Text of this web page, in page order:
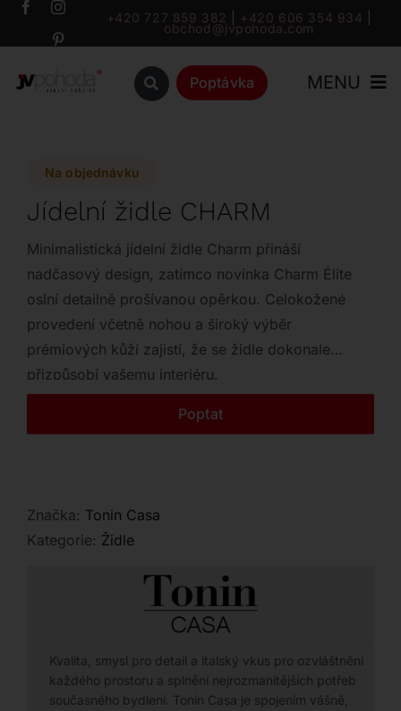
Přeskočit
+420 727 859 382 +420 606 354 934
obchod@jvpohoda.com
Poptávka MENU
Katalog
Značky
Outlet
Kontakt
Na objednávku
Jídelní židle CHARM
Minimalistická jídelní židle Charm přináší
nadčasový design, zatímco novinka Charm Élite
oslní detailně prošívanou opěrkou. Celokožené
provedení včetně nohou a široký výběr
prémiových kůží zajistí, že se židle dokonale
přizpůsobí vašemu interiéru.
Poptat
Značka: Tonin Casa
Kategorie: Židle
Kvalita, smysl pro detail a italský vkus pro ozvláštnění
každého prostoru a splnění nejrozmanitějších potřeb
současného bydlení. Tonin Casa je spojením vášně,